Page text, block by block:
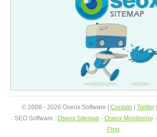
© 2008 - 2026 Oseox Software | Contato| Twitter|
SEO Software : Oseox Sitemap - Oseox Monitoring -
Ping